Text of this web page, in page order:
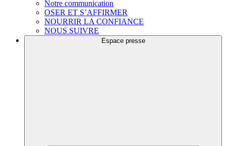
Notre communication
OSER ET S’AFFIRMER
NOURRIR LA CONFIANCE
NOUS SUIVRE
Espace presse